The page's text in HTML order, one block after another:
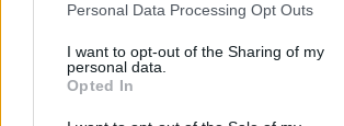
Personal Data Processing Opt Outs
I want to opt-out of the Sharing of my
personal data.
Opted In